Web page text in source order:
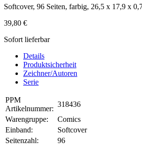
Softcover, 96 Seiten, farbig, 26,5 x 17,9 x
39,80 €
Sofort lieferbar
Details
Produktsicherheit
Zeichner/Autoren
Serie
PPM
Artikelnummer:
318436
Warengruppe:
Comics
Einband:
Softcover
Seitenzahl:
96